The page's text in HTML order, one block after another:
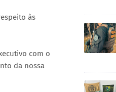
às
com o
da nossa